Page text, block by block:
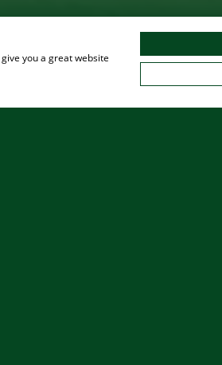
ALIMENTOS Y BEBIDAS
you a great website